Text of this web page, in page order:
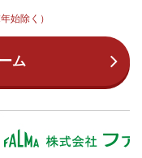
始除く）
ム